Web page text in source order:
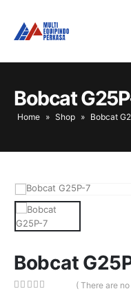
Bobcat
Home » Shop » Bobcat
Bobcat
( There are